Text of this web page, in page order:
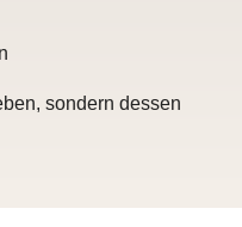
sondern dessen